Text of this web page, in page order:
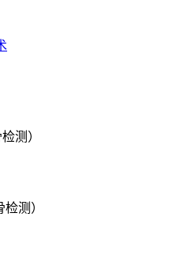
测）
测）